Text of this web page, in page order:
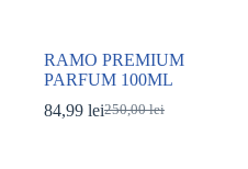
RAMO PREMIUM
PARFUM 100ML
250,00lei
Prețul
84,99 leiPrețul